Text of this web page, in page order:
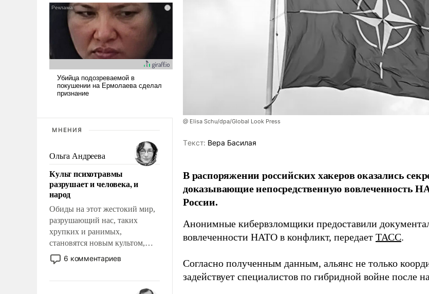
МНЕНИЯ
Ольга Андреева
Культ психотравмы
разрушает и человека, и
народ
Обиды на этот жестокий мир,
разрушающий нас, таких
хрупких и ранимых,
становятся новым культом,
постепенно вытесняя и
отменяя традиционное
мужественным и твердым под
6 комментариев
@ Elisa Schu/dpa/Global Look Press
Tекст: Вера Басилая
В распоряжении российских хакеров оказались
доказывающие непосредственную вовлеченность
России.
Анонимные кибервзломщики предоставили
вовлеченности НАТО в конфликт, передает ТАСС.
Согласно полученным данным, альянс не только
задействует специалистов по гибридной войне после